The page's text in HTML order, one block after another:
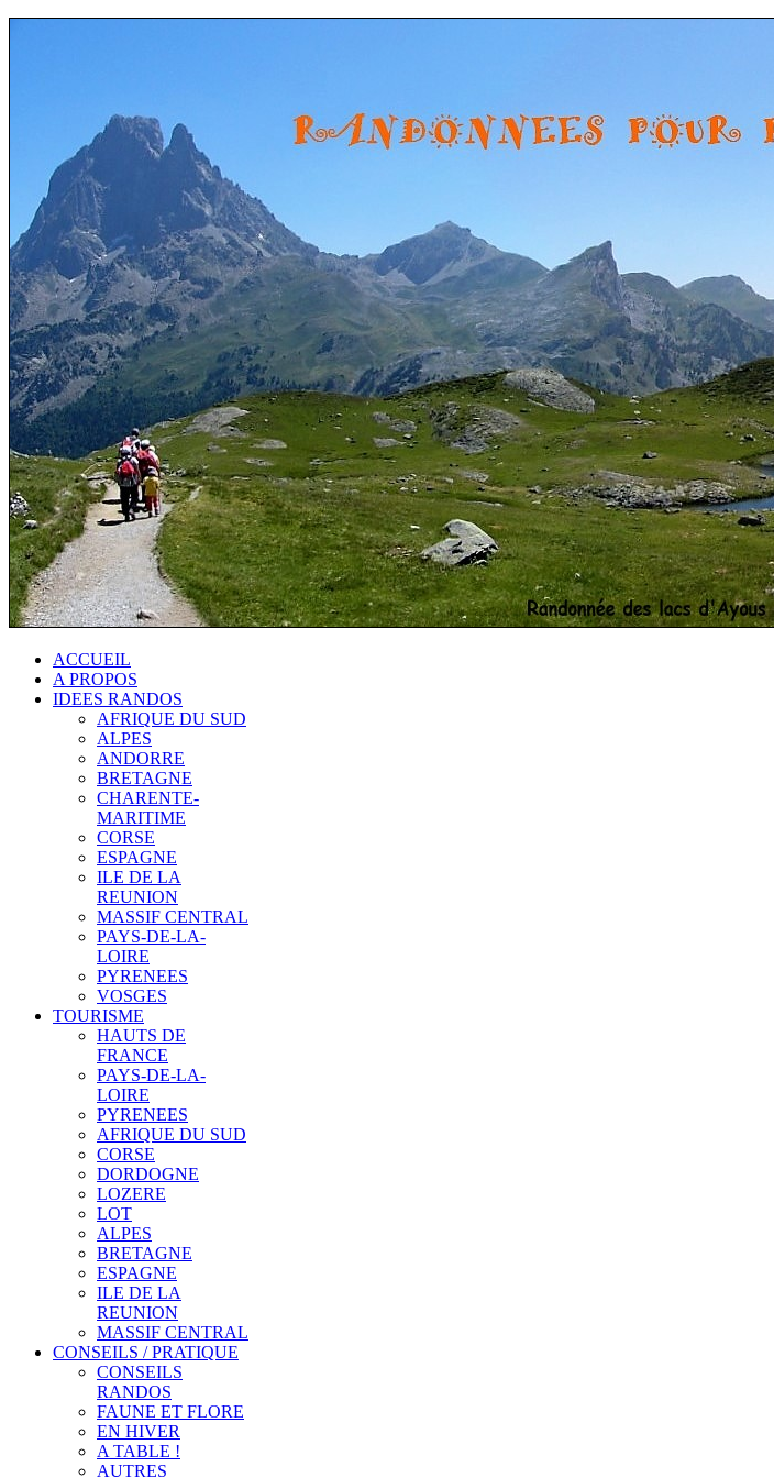
ACCUEIL
A PROPOS
IDEES RANDOS
AFRIQUE DU SUD
ALPES
ANDORRE
BRETAGNE
CHARENTE-
MARITIME
CORSE
ESPAGNE
ILE DE LA
REUNION
MASSIF CENTRAL
PAYS-DE-LA-
LOIRE
PYRENEES
VOSGES
TOURISME
HAUTS DE
FRANCE
PAYS-DE-LA-
LOIRE
PYRENEES
AFRIQUE DU SUD
CORSE
DORDOGNE
LOZERE
LOT
ALPES
BRETAGNE
ESPAGNE
ILE DE LA
REUNION
MASSIF CENTRAL
CONSEILS / PRATIQUE
CONSEILS
RANDOS
FAUNE ET FLORE
EN HIVER
A TABLE !
AUTRES